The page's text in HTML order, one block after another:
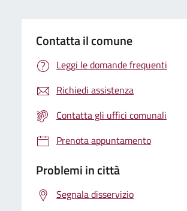
Contatta il comune
Leggi le domande frequenti
Richiedi assistenza
Contatta gli uffici comunali
Prenota appuntamento
Problemi in città
Segnala disservizio